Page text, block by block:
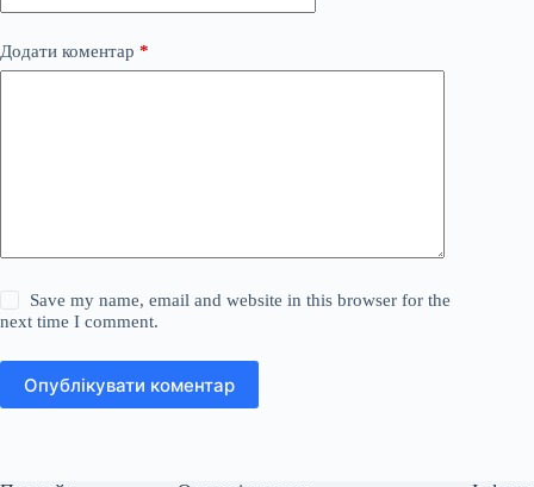
Додати коментар *
Save my name, email and website in this browser for the
next time I comment.
Опублікувати коментар